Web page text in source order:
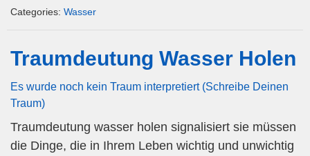
Categories: Wasser
Traumdeutung Wasser Holen
Es wurde noch kein Traum interpretiert (Schreibe Deinen
Traum)
Traumdeutung wasser holen signalisiert sie müssen
die Dinge, die in Ihrem Leben wichtig und unwichtig